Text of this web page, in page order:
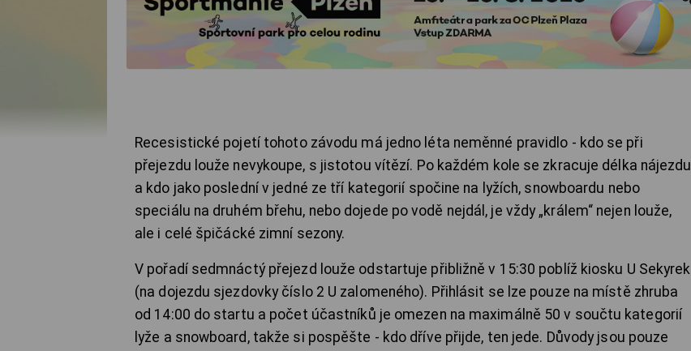
Recesistické pojetí tohoto závodu má jedno léta neměnné pravidlo - kdo se při
přejezdu louže nevykoupe, s jistotou vítězí. Po každém kole se zkracuje délka nájezdu
a kdo jako poslední v jedné ze tří kategorií spočine na lyžích, snowboardu nebo
speciálu na druhém břehu, nebo dojede po vodě nejdál, je vždy „králem“ nejen louže,
ale i celé špičácké zimní sezony.
V pořadí sedmnáctý přejezd louže odstartuje přibližně v 15:30 poblíž kiosku U Sekyrek
(na dojezdu sjezdovky číslo 2 U zalomeného). Přihlásit se lze pouze na místě zhruba
od 14:00 do startu a počet účastníků je omezen na maximálně 50 v součtu kategorií
lyže a snowboard, takže si pospěšte - kdo dříve přijde, ten jede. Důvody jsou pouze